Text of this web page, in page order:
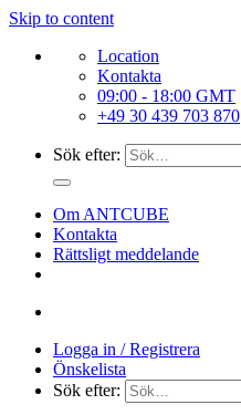
Skip to content
Location
Kontakta
09:00 - 18:00 GMT
+49 30 439 703 870
Sök efter:
Om ANTCUBE
Kontakta
Rättsligt meddelande
Logga in / Registrera
Önskelista
Sök efter: